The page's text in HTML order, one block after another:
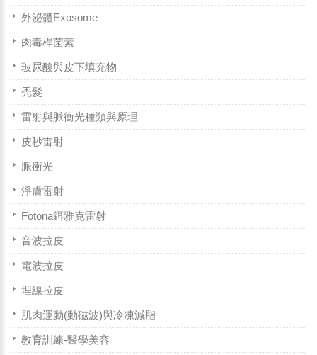
外泌體Exosome
肉毒桿菌素
玻尿酸與皮下填充物
禿髮
雷射與脈衝光種類與原理
皮秒雷射
脈衝光
淨膚雷射
Fotona鉺雅克雷射
音波拉皮
電波拉皮
埋線拉皮
肌肉運動(動磁波)與冷凍減脂
教育訓練-醫學美容